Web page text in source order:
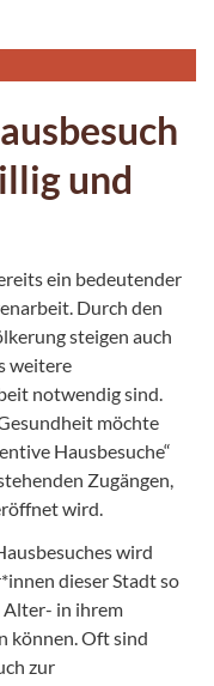
und
ein bedeutender
Durch den
steigen auch
weitere
notwendig sind.
möchte
Hausbesuche“
Zugängen,
wird.
wird
dieser Stadt so
Alter- in ihrem
können. Oft sind
zur